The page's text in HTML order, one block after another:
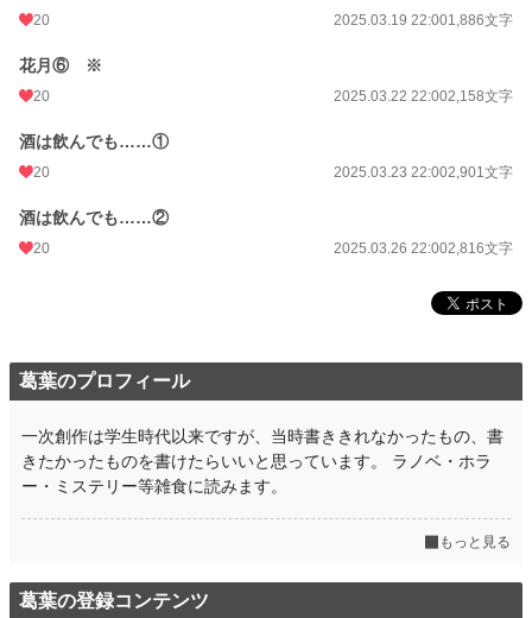
20 2025.03.19 22:001,886文字
花月⑥ ※
20 2025.03.22 22:002,158文字
酒は飲んでも……①
20 2025.03.23 22:002,901文字
酒は飲んでも……②
20 2025.03.26 22:002,816文字
葛葉のプロフィール
一次創作は学生時代以来ですが、当時書ききれなかったもの、書
きたかったものを書けたらいいと思っています。 ラノベ・ホラ
ー・ミステリー等雑食に読みます。
もっと見る
葛葉の登録コンテンツ